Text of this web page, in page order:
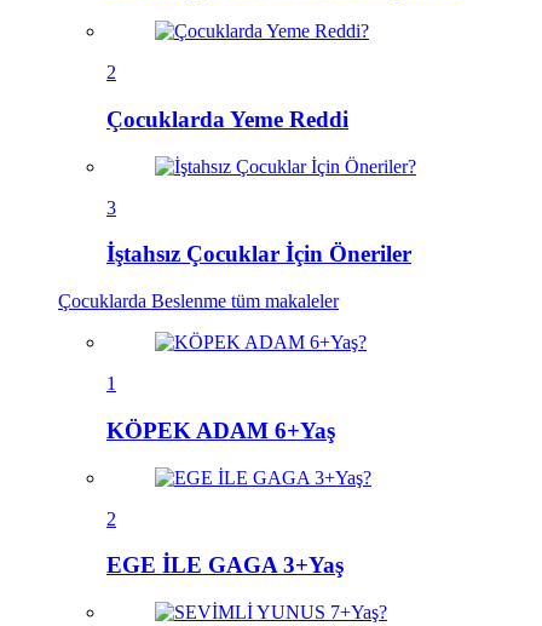
2
Çocuklarda Yeme Reddi
3
İştahsız Çocuklar İçin Öneriler
Çocuklarda Beslenme tüm makaleler
1
KÖPEK ADAM 6+Yaş
2
EGE İLE GAGA 3+Yaş